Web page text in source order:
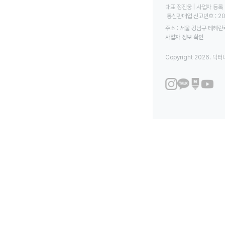
대표 정진웅 | 사업자
통신판매업 신고번호
주소 : 서울 강남구 테헤
사업자 정보 확인
Copyright 2026. 닥터